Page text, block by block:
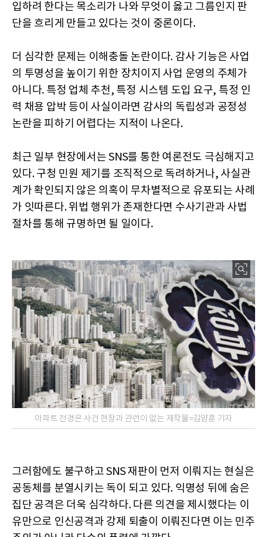
입하려 한다는 목소리가 나와 무엇이 옳고 그름인지 판
단을 흐리게 만들고 있다는 것이 중론이다.
더 심각한 문제는 이해충돌 논란이다. 감사 기능은 사업
의 투명성을 높이기 위한 장치이지 사업 운영의 주체가
아니다. 특정 업체 추천, 특정 시스템 도입 요구, 특정 인
력 채용 압박 등이 사실이라면 감사의 독립성과 공정성
논란을 피하기 어렵다는 지적이 나온다.
최근 일부 현장에서는 SNS를 통한 여론전도 극심해지고
있다. 구청 민원 제기를 조직적으로 독려하거나, 사실관
계가 확인되지 않은 의혹이 무차별적으로 유포되는 사례
가 잇따른다. 위법 행위가 존재한다면 수사기관과 사법
절차를 통해 규명하면 될 일이다.
아파트 전경은 사건 현장과 관련이 없는 제작물=김양훈 기자
그러함에도 불구하고 SNS 재판이 먼저 이뤄지는 현실은
공동체를 분열시키는 독이 되고 있다. 익명성 뒤에 숨은
집단 공격은 더욱 심각하다. 다른 의견을 제시했다는 이
유만으로 인신공격과 강제 퇴출이 이뤄진다면 이는 민주